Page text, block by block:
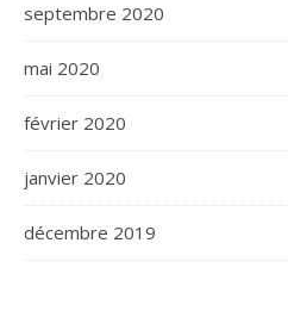
septembre 2020
mai 2020
février 2020
janvier 2020
décembre 2019